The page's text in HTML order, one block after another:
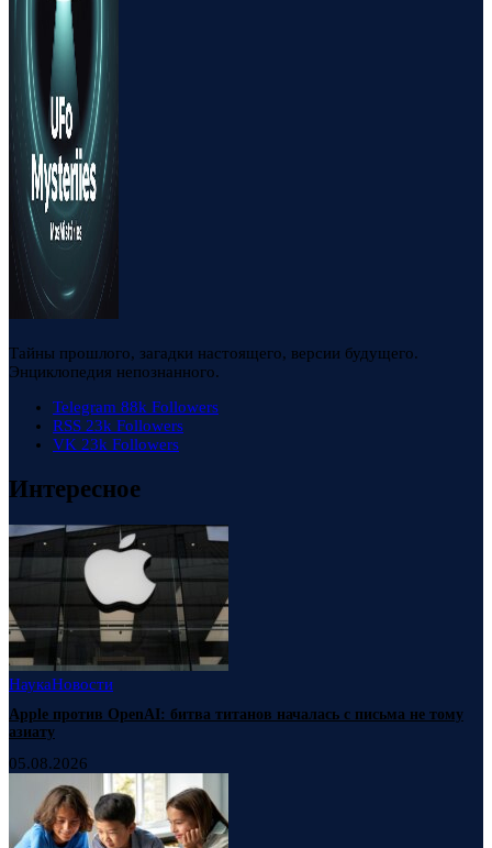
Тайны прошлого, загадки настоящего, версии будущего.
Энциклопедия непознанного.
Telegram 88k Followers
RSS 23k Followers
VK 23k Followers
Интересное
НаукаНовости
Apple против OpenAI: битва титанов началась с письма не тому
азиату
05.08.2026